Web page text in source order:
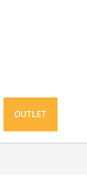
OUTLET